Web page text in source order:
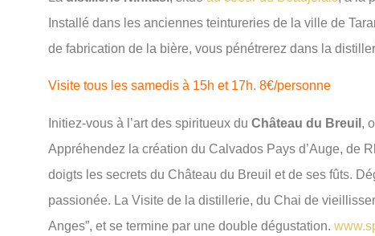
Installé dans les anciennes teintureries de la ville de
de fabrication de la bière, vous pénétrerez dans la
Visite tous les samedis à 15h et 17h. 8€/personne
Initiez-vous à l’art des spiritueux du Château du Breuil ,
Appréhendez la création du Calvados Pays d’Auge, de
doigts les secrets du Château du Breuil et de ses fûts.
passionée. La Visite de la distillerie, du Chai de
Anges”, et se termine par une double dégustation.